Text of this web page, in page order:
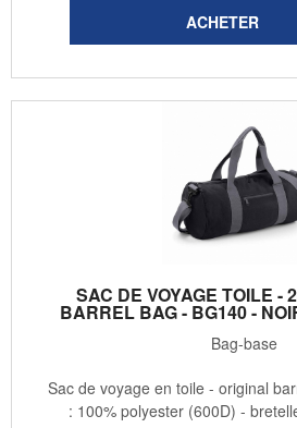
SAC DE VOYAGE TOILE -
BARREL BAG - BG140 -
Bag-base
Sac de voyage en toile - original
: 100% polyester (600D) -